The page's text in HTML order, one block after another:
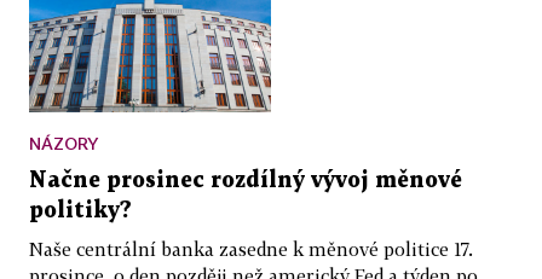
NÁZORY
Načne prosinec rozdílný vývoj měnové
politiky?
Naše centrální banka zasedne k měnové politice 17.